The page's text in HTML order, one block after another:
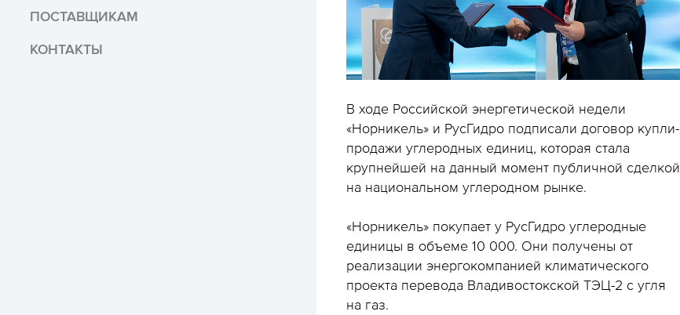
ПОСТАВЩИКАМ
КОНТАКТЫ
В ходе Российской энергетической недели
«Норникель» и РусГидро подписали договор купли-
продажи углеродных единиц, которая стала
крупнейшей на данный момент публичной сделкой
на национальном углеродном рынке.
«Норникель» покупает у РусГидро углеродные
единицы в объеме 10 000. Они получены от
реализации энергокомпанией климатического
проекта перевода Владивостокской ТЭЦ-2 с угля
на газ.